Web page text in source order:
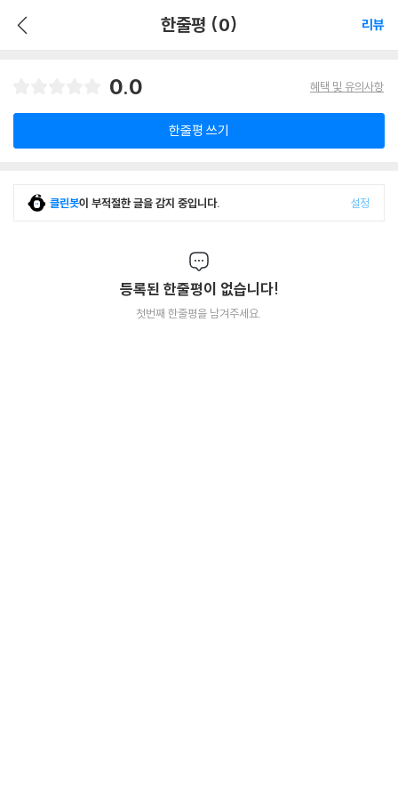
한줄평 (0) 리뷰
0.0 혜택 및 유의사항
한줄평 쓰기
클린봇이 부적절한 글을 감지 중입니다. 설정
등록된 한줄평이 없습니다!
첫번째 한줄평을 남겨주세요.